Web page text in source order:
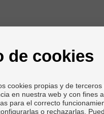
© 2026 HOLIDAY DREAMS
de cookies
cookies propias y de
en nuestra web y con fines
para el correcto
o rechazarlas.